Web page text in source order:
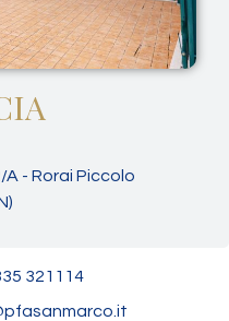
A - Rorai Piccolo
321114